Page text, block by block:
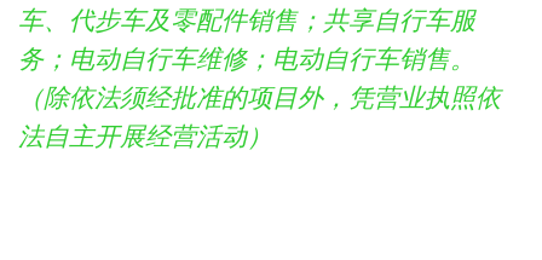
车、代步车及零配件销售；共享自行车服
务；电动自行车维修；电动自行车销售。
（除依法须经批准的项目外，凭营业执照依
法自主开展经营活动）